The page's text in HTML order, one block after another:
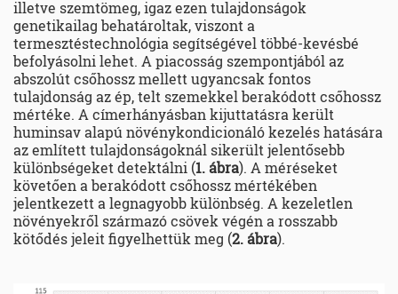
illetve szemtömeg, igaz ezen tulajdonságok
genetikailag behatároltak, viszont a
termesztéstechnológia segítségével többé-kevésbé
befolyásolni lehet. A piacosság szempontjából az
abszolút csőhossz mellett ugyancsak fontos
tulajdonság az ép, telt szemekkel berakódott csőhossz
mértéke. A címerhányásban kijuttatásra került
huminsav alapú növénykondicionáló kezelés hatására
az említett tulajdonságoknál sikerült jelentősebb
különbségeket detektálni (1. ábra). A méréseket
követően a berakódott csőhossz mértékében
jelentkezett a legnagyobb különbség. A kezeletlen
növényekről származó csövek végén a rosszabb
kötődés jeleit figyelhettük meg (2. ábra).